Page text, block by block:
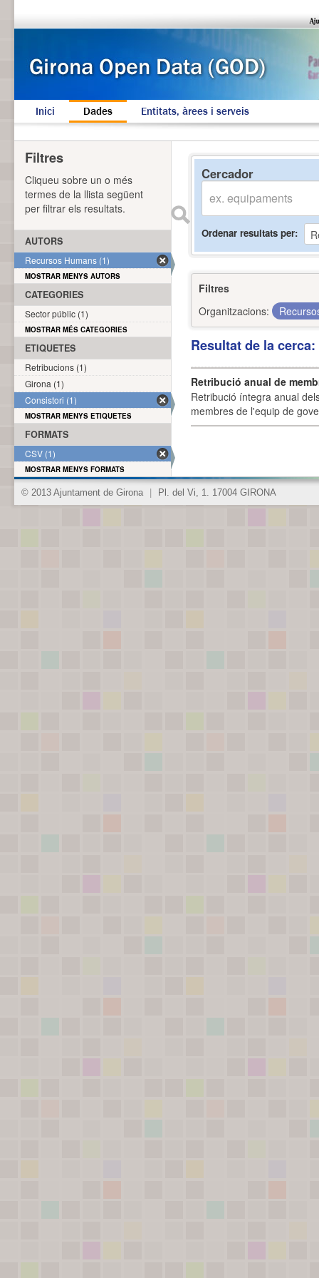
Inici Dades Entitats, àrees i serveis
Cercador
Ordenar resultats per
Filtres
Organitzacions:
Resultat de la
Retribució anual de
Retribució íntegra anual
membres de l'equip de
Filtres
Cliqueu sobre un o més
termes de la llista següent
per filtrar els resultats.
AUTORS
Recursos Humans (1)
MOSTRAR MENYS AUTORS
CATEGORIES
Sector públic (1)
MOSTRAR MÉS CATEGORIES
ETIQUETES
Retribucions (1)
Girona (1)
Consistori (1)
MOSTRAR MENYS ETIQUETES
FORMATS
CSV (1)
MOSTRAR MENYS FORMATS
© 2013 Ajuntament de Girona Pl. del Vi, 1. 17004 GIRONA